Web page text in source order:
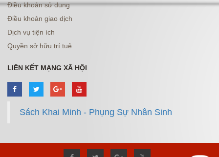
Điều khoản sử dụng
Điều khoản giao dịch
Dịch vụ tiện ích
Quyền sở hữu trí tuệ
LIÊN KẾT MẠNG XÃ HỘI
Sách Khai Minh - Phụng Sự Nhân Sinh